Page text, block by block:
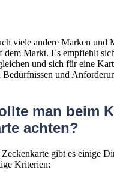
viele andere Marken und
dem Markt. Es empfiehlt
und sich für eine
Bedürfnissen und
man beim
achten?
gibt es einige
Kriterien: